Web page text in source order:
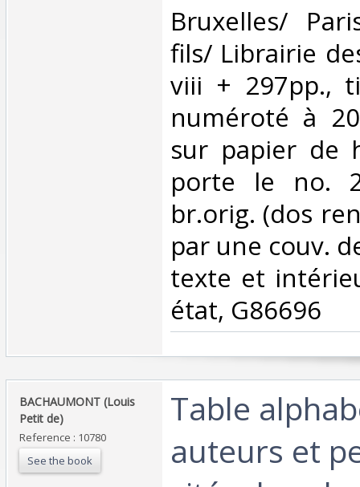
‎Bruxelles/
fils/ Librairie
viii + 297pp.,
numéroté à
sur papier de
porte le no.
br.orig. (dos
par une couv.
texte et
état, G86696‎
‎BACHAUMONT (Louis
Petit de)‎
Reference : 10780
See the book
‎Table
auteurs et